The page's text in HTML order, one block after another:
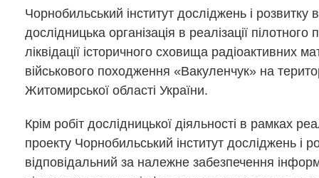
Чорнобильський інститут досліджень і розвитку
дослідницька організація в реалізації пілотного
ліквідації історичного сховища радіоактивних
військового походження «Вакуленчук» на
Житомирської області України.
Крім робіт дослідницької діяльності в рамках
проекту Чорнобильський інститут досліджень і
відповідальний за належне забезпечення